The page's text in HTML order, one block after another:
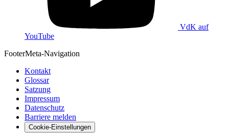
VdK auf
YouTube
FooterMeta-Navigation
Kontakt
Glossar
Satzung
Impressum
Datenschutz
Barriere melden
Cookie-Einstellungen